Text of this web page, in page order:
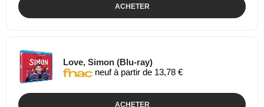
ACHETER
Love, Simon (Blu-ray)
neuf à partir de 13,78 €
ACHETER